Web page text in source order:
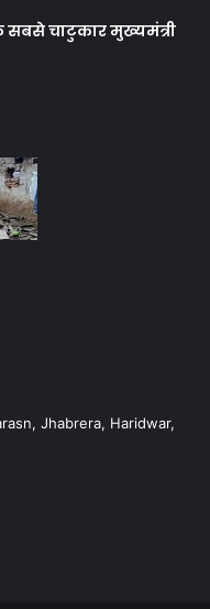
सबसे चाटुकार मुख्यमंत्री
Jhabrera, Haridwar,